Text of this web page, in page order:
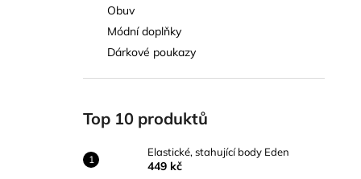
Obuv
Módní doplňky
Dárkové poukazy
Top 10 produktů
Elastické, stahující body Eden
449 kč